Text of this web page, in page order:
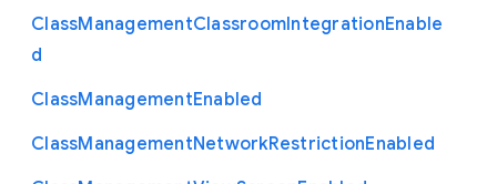
ClassManagementClassroomIntegrationEnable
d
ClassManagementEnabled
ClassManagementNetworkRestrictionEnabled